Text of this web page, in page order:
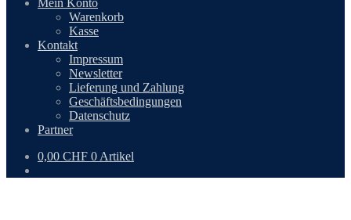
Mein Konto
Warenkorb
Kasse
Kontakt
Impressum
Newsletter
Lieferung und Zahlung
Geschäftsbedingungen
Datenschutz
Partner
0,00 CHF 0 Artikel